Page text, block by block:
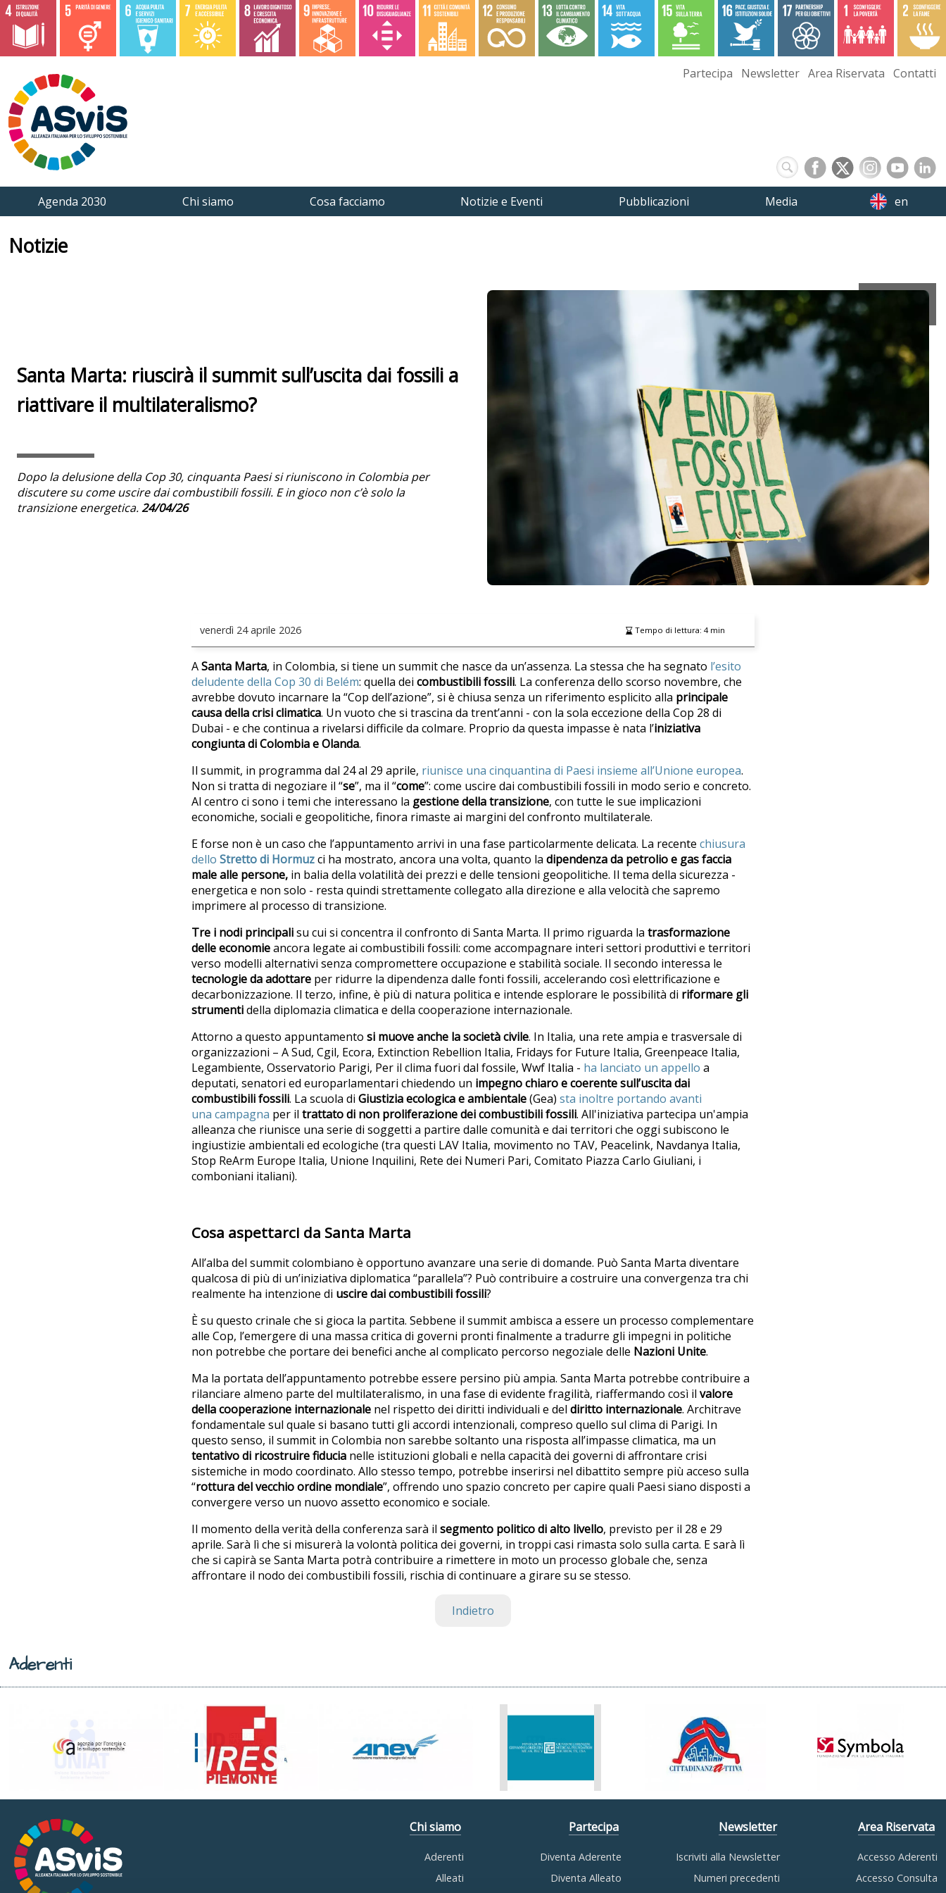
Partecipa Newsletter Area Riservata Contatti
Agenda 2030 Chi siamo Cosa facciamo Notizie e Eventi Pubblicazioni Media en
Notizie
Santa Marta: riuscirà il summit sull’uscita dai fossili a
riattivare il multilateralismo?
Dopo la delusione della Cop 30, cinquanta Paesi si riuniscono in Colombia per
discutere su come uscire dai combustibili fossili. E in gioco non c’è solo la
transizione energetica.24/04/26
venerdì 24 aprile 2026 Tempo di lettura: 4min
ASanta Marta, in Colombia, si tiene un summit che nasce da un’assenza. La stessa che ha segnato l’esito
deludente della Cop 30 di Belém: quella dei combustibili fossili. La conferenza dello scorso novembre, che
avrebbe dovuto incarnare la “Cop dell’azione”, si è chiusa senza un riferimento esplicito alla principale
causa della crisi climatica. Un vuoto che si trascina da trent’anni - con la sola eccezione della Cop 28 di
Dubai - e che continua a rivelarsi difficile da colmare. Proprio da questa impasse è nata l’iniziativa
congiunta di Colombia e Olanda.
Il summit, in programma dal 24 al 29 aprile, riunisce una cinquantina di Paesi insieme all’Unione europea.
Non si tratta di negoziare il “se”, ma il “come”: come uscire dai combustibili fossili in modo serio e concreto.
Al centro ci sono i temi che interessano la gestione della transizione, con tutte le sue implicazioni
economiche, sociali e geopolitiche, finora rimaste ai margini del confronto multilaterale.
E forse non è un caso che l’appuntamento arrivi in una fase particolarmente delicata. La recente chiusura
dello Stretto di Hormuzci ha mostrato, ancora una volta, quanto la dipendenza da petrolio e gas faccia
male alle persone, in balia della volatilità dei prezzi e delle tensioni geopolitiche. Il tema della sicurezza -
energetica e non solo - resta quindi strettamente collegato alla direzione e alla velocità che sapremo
imprimere al processo di transizione.
Tre i nodi principalisu cui si concentra il confronto di Santa Marta. Il primo riguarda la trasformazione
delle economieancora legate ai combustibili fossili: come accompagnare interi settori produttivi e territori
verso modelli alternativi senza compromettere occupazione e stabilità sociale. Il secondo interessa le
tecnologie da adottare per ridurre la dipendenza dalle fonti fossili, accelerando così elettrificazione e
decarbonizzazione. Il terzo, infine, è più di natura politica e intende esplorare le possibilità di riformare gli
strumentidella diplomazia climatica e della cooperazione internazionale.
Attorno a questo appuntamento si muove anche la società civile. In Italia, una rete ampia e trasversale di
organizzazioni – A Sud, Cgil, Ecora, Extinction Rebellion Italia, Fridays for Future Italia, Greenpeace Italia,
Legambiente, Osservatorio Parigi, Per il clima fuori dal fossile, Wwf Italia - ha lanciato un appello a
deputati, senatori ed europarlamentari chiedendo un impegno chiaro e coerente sull’uscita dai
combustibili fossili. La scuola di Giustizia ecologica e ambientale(Gea) sta inoltre portando avanti
una campagna per il trattato di non proliferazione dei combustibili fossili. All'iniziativa partecipa un'ampia
alleanza che riunisce una serie di soggetti a partire dalle comunità e dai territori che oggi subiscono le
ingiustizie ambientali ed ecologiche (tra questi LAV Italia, movimento no TAV, Peacelink, Navdanya Italia,
Stop ReArm Europe Italia, Unione Inquilini, Rete dei Numeri Pari, Comitato Piazza Carlo Giuliani, i
comboniani italiani).
Cosa aspettarci da Santa Marta
All’alba del summit colombiano è opportuno avanzare una serie di domande. Può Santa Marta diventare
qualcosa di più di un’iniziativa diplomatica “parallela”? Può contribuire a costruire una convergenza tra chi
realmente ha intenzione di uscire dai combustibili fossili?
È su questo crinale che si gioca la partita. Sebbene il summit ambisca a essere un processo complementare
alle Cop, l’emergere di una massa critica di governi pronti finalmente a tradurre gli impegni in politiche
non potrebbe che portare dei benefici anche al complicato percorso negoziale delle Nazioni Unite.
Ma la portata dell’appuntamento potrebbe essere persino più ampia. Santa Marta potrebbe contribuire a
rilanciare almeno parte del multilateralismo, in una fase di evidente fragilità, riaffermando così il valore
della cooperazione internazionale nel rispetto dei diritti individuali e del diritto internazionale. Architrave
fondamentale sul quale si basano tutti gli accordi intenzionali, compreso quello sul clima di Parigi. In
questo senso, il summit in Colombia non sarebbe soltanto una risposta all’impasse climatica, ma un
tentativo di ricostruire fiducia nelle istituzioni globali e nella capacità dei governi di affrontare crisi
sistemiche in modo coordinato. Allo stesso tempo, potrebbe inserirsi nel dibattito sempre più acceso sulla
“rottura del vecchio ordine mondiale”, offrendo uno spazio concreto per capire quali Paesi siano disposti a
convergere verso un nuovo assetto economico e sociale.
Il momento della verità della conferenza sarà il segmento politico di alto livello, previsto per il 28 e 29
aprile. Sarà lì che si misurerà la volontà politica dei governi, in troppi casi rimasta solo sulla carta. E sarà lì
che si capirà se Santa Marta potrà contribuire a rimettere in moto un processo globale che, senza
affrontare il nodo dei combustibili fossili, rischia di continuare a girare su se stesso.
Indietro
Aderenti
Chi siamo
Aderenti
Alleati
Partecipa
Diventa Aderente
Diventa Alleato
Newsletter
Iscriviti alla Newsletter
Numeri precedenti
Area Riservata
Accesso Aderenti
Accesso Consulta